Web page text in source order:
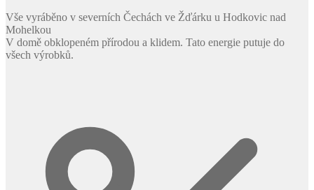
Vše vyráběno v severních Čechách ve Žďárku u Hodkovic nad
Mohelkou
V domě obklopeném přírodou a klidem. Tato energie putuje do
všech výrobků.